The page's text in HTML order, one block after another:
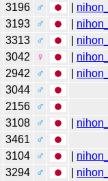
3196 ♂
3193 ♂
3313 ♂
3042 ♀
2942 ♂
3044
♂
2156
♂
3108 ♂
3461
♂
3104 ♂
3294 ♂